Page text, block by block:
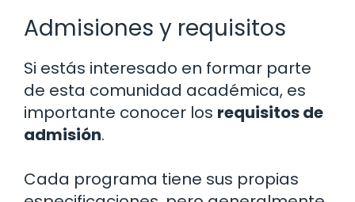
Admisiones y requisitos
Si estás interesado en formar parte
de esta comunidad académica, es
importante conocer los requisitos de
admisión.
Cada programa tiene sus propias